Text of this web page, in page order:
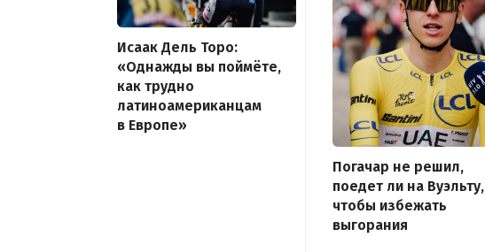
Исаак Дель Торо:
«Однажды вы поймёте,
как трудно
латиноамериканцам
в Европе»
Погачар не решил,
поедет ли на Вуэльту,
чтобы избежать
выгорания